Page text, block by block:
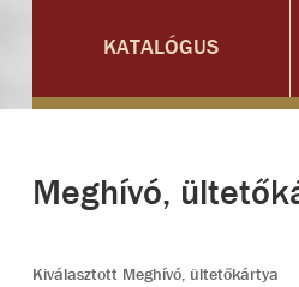
KATALÓGUS
Meghívó,
Kiválasztott Meghívó, ültetőkártya